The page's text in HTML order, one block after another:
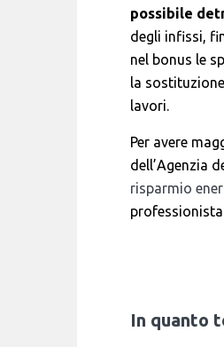
possibile
degli infissi,
nel bonus le
la
lavori.
Per avere
dell’Agenzia
risparmio
In quanto